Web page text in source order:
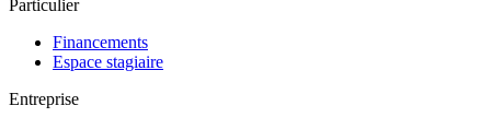
Particulier
Financements
Espace stagiaire
Entreprise